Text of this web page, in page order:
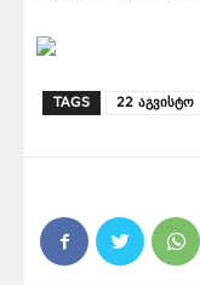
TAGS 22 აგვისტო